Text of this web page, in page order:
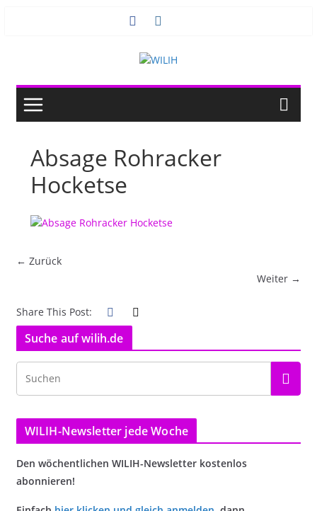
Absage Rohracker
Hocketse
← Zurück
Weiter →
Share This Post:
Suche auf wilih.de
WILIH-Newsletter jede Woche
Den wöchentlichen WILIH-Newsletter kostenlos
abonnieren!